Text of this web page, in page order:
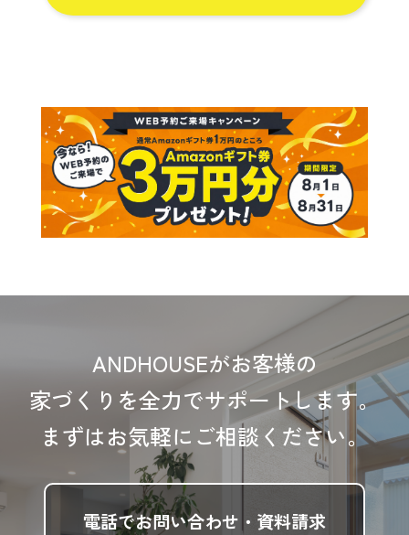
ANDHOUSEがお客様の
家づくりを全力でサポートします。
まずはお気軽にご相談ください。
電話でお問い合わせ・資料請求